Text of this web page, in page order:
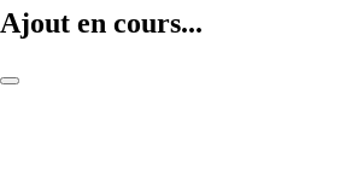
Ajout en cours...